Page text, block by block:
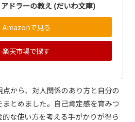
ドラーの教え (だいわ文庫)
Amazonで見る
楽天市場で探す
から、対人関係のあり方と自分の
とめました。自己肯定感を育みつ
な使い方を考える手がかりが得ら